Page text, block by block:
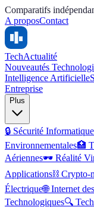
Comparatifs
A proposContact
TechActualité
Nouveautés
Intelligence Artificielle
Entreprise
Plus
🔒 Sécurité Informatique
Environnementales🏥
Aériennes🕶️ Réalité
Applications⛓️ Crypto-
Électrique🌐 Internet
Technologiques🔍